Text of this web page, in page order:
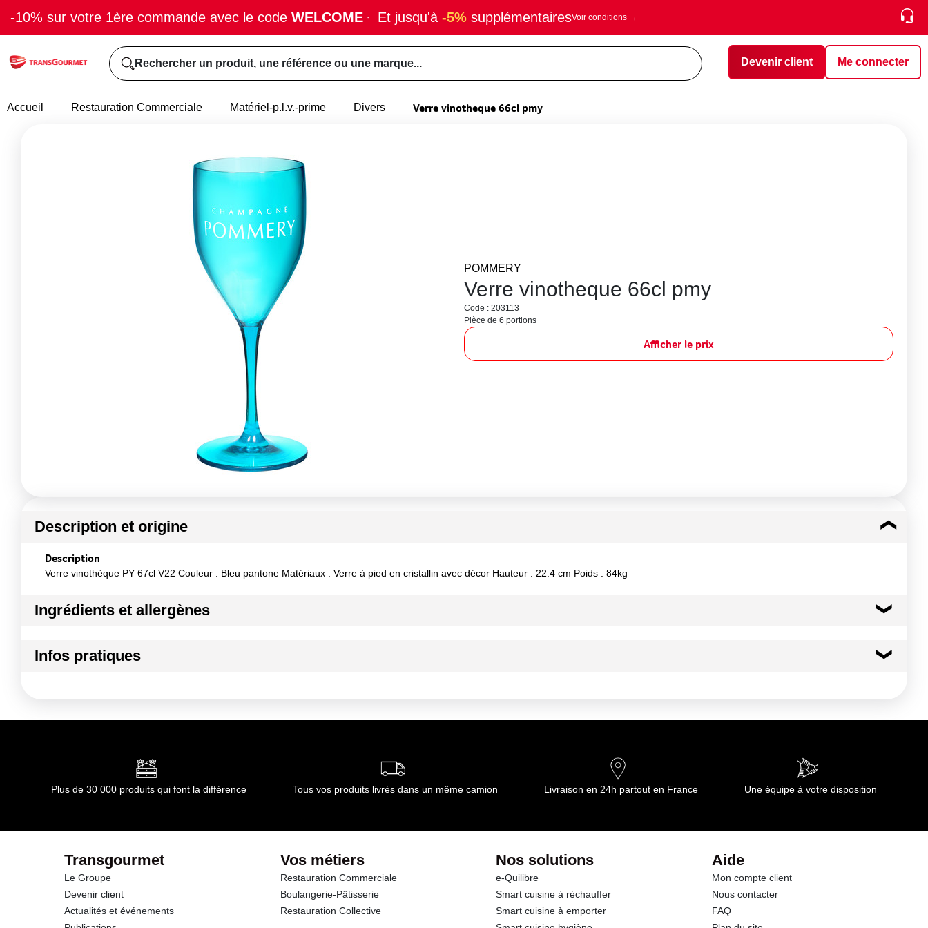
-10% sur votre 1ère commande avec le code WELCOME · Et jusqu'à -5% supplémentairesVoir conditions →
Rechercher un produit, une référence ou une marque... Devenir client Me connecter
Accueil Restauration Commerciale Matériel-p.l.v.-prime Divers Verre vinotheque 66cl pmy
POMMERY
Verre vinotheque 66cl pmy
Code : 203113
Pièce de 6 portions
Afficher le prix
Description et origine
Description
Verre vinothèque PY 67cl V22 Couleur : Bleu pantone Matériaux : Verre à pied en cristallin avec décor Hauteur : 22.4 cm Poids : 84kg
Ingrédients et allergènes
non applicable
Infos pratiques
Conformément aux informations transmises par le(s) fournisseur(s) de Transgourmet Opérations
Plus de 30 000 produits qui font la différence Tous vos produits livrés dans un même camion Livraison en 24h partout en France Une équipe à votre disposition
Transgourmet
Le Groupe
Devenir client
Actualités et événements
Vos métiers
Restauration Commerciale
Boulangerie-Pâtisserie
Restauration Collective
Nos solutions
e-Quilibre
Smart cuisine à réchauffer
Smart cuisine à emporter
Aide
Mon compte client
Nous contacter
FAQ